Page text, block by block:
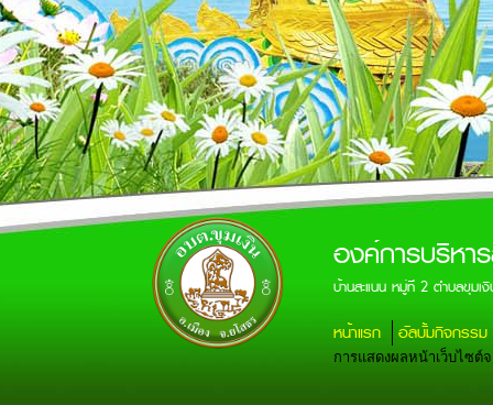
องค์การบริหา
บ้านสะแนน หมู่ที่ 2 ตำบลขุมเ
หน้าแรก อัลบั้มกิจกรรม
การแสดงผลหน้าเว็บไซต์